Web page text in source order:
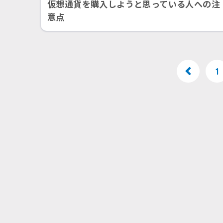
仮想通貨を購入しようと思っている人への注
意点
1